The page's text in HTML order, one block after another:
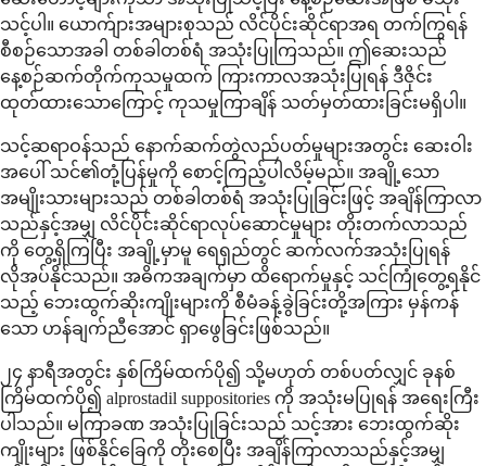
သင့်ပါ။ ယောက်ျားအများစုသည် လိင်ပိုင်းဆိုင်ရာအရ တက်ကြွရန်
စီစဉ်သောအခါ တစ်ခါတစ်ရံ အသုံးပြုကြသည်။ ဤဆေးသည်
နေ့စဉ်ဆက်တိုက်ကုသမှုထက် ကြားကာလအသုံးပြုရန် ဒီဇိုင်း
ထုတ်ထားသောကြောင့် ကုသမှုကြာချိန် သတ်မှတ်ထားခြင်းမရှိပါ။
သင့်ဆရာဝန်သည် နောက်ဆက်တွဲလည်ပတ်မှုများအတွင်း ဆေးဝါး
အပေါ် သင်၏တုံ့ပြန်မှုကို စောင့်ကြည့်ပါလိမ့်မည်။ အချို့သော
အမျိုးသားများသည် တစ်ခါတစ်ရံ အသုံးပြုခြင်းဖြင့် အချိန်ကြာလာ
သည်နှင့်အမျှ လိင်ပိုင်းဆိုင်ရာလုပ်ဆောင်မှုများ တိုးတက်လာသည်
ကို တွေ့ရှိကြပြီး အချို့မှာမူ ရေရှည်တွင် ဆက်လက်အသုံးပြုရန်
လိုအပ်နိုင်သည်။ အဓိကအချက်မှာ ထိရောက်မှုနှင့် သင်ကြုံတွေ့ရနိုင်
သည့် ဘေးထွက်ဆိုးကျိုးများကို စီမံခန့်ခွဲခြင်းတို့အကြား မှန်ကန်
သော ဟန်ချက်ညီအောင် ရှာဖွေခြင်းဖြစ်သည်။
၂၄ နာရီအတွင်း နှစ်ကြိမ်ထက်ပို၍ သို့မဟုတ် တစ်ပတ်လျှင် ခုနစ်
ကြိမ်ထက်ပို၍ alprostadil suppositories ကို အသုံးမပြုရန် အရေးကြီး
ပါသည်။ မကြာခဏ အသုံးပြုခြင်းသည် သင့်အား ဘေးထွက်ဆိုး
ကျိုးများ ဖြစ်နိုင်ခြေကို တိုးစေပြီး အချိန်ကြာလာသည်နှင့်အမျှ